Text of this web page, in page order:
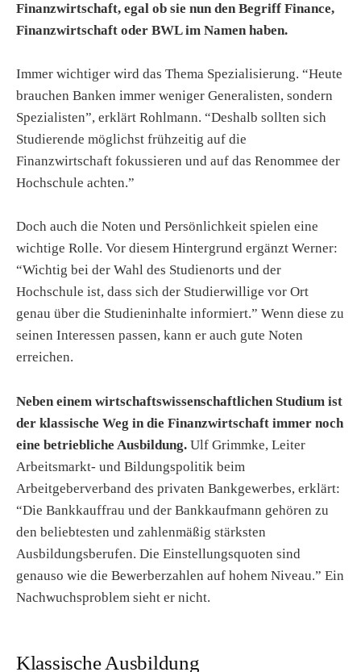
Finanzwirtschaft, egal ob sie nun den Begriff Finance,
Finanzwirtschaft oder BWL im Namen haben.
Immer wichtiger wird das Thema Spezialisierung. “Heute
brauchen Banken immer weniger Generalisten, sondern
Spezialisten”, erklärt Rohlmann. “Deshalb sollten sich
Studierende möglichst frühzeitig auf die
Finanzwirtschaft fokussieren und auf das Renommee der
Hochschule achten.”
Doch auch die Noten und Persönlichkeit spielen eine
wichtige Rolle. Vor diesem Hintergrund ergänzt Werner:
“Wichtig bei der Wahl des Studienorts und der
Hochschule ist, dass sich der Studierwillige vor Ort
genau über die Studieninhalte informiert.” Wenn diese zu
seinen Interessen passen, kann er auch gute Noten
erreichen.
Neben einem wirtschaftswissenschaftlichen Studium ist
der klassische Weg in die Finanzwirtschaft immer noch
eine betriebliche Ausbildung. Ulf Grimmke, Leiter
Arbeitsmarkt- und Bildungspolitik beim
Arbeitgeberverband des privaten Bankgewerbes, erklärt:
“Die Bankkauffrau und der Bankkaufmann gehören zu
den beliebtesten und zahlenmäßig stärksten
Ausbildungsberufen. Die Einstellungsquoten sind
genauso wie die Bewerberzahlen auf hohem Niveau.” Ein
Nachwuchsproblem sieht er nicht.
Klassische Ausbildung